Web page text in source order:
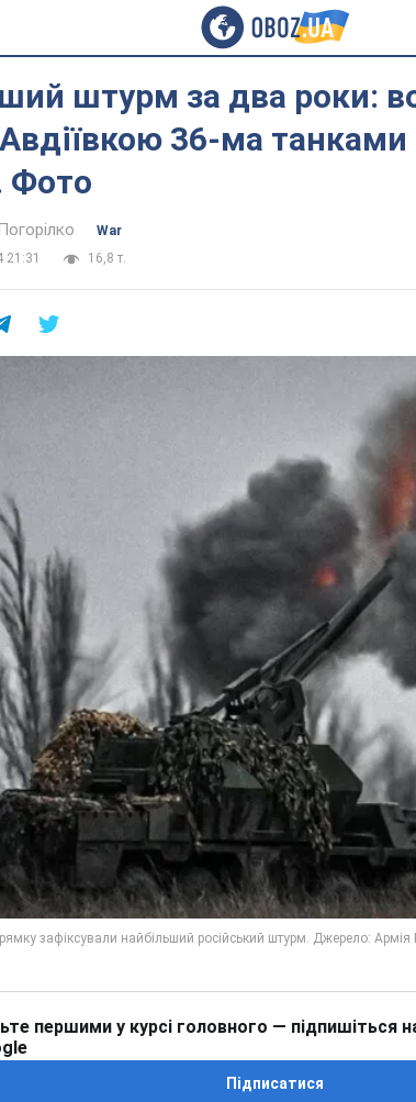
штурм за два роки:
36-ма танками
Фото
War
21:31
16,8 т.
першими у курсі головного — підпишіться
Підписатися